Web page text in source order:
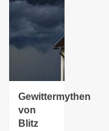
Gewittermythen
von
Blitz